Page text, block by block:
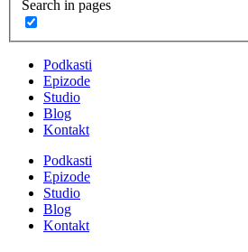
Search in pages
Podkasti
Epizode
Studio
Blog
Kontakt
Podkasti
Epizode
Studio
Blog
Kontakt